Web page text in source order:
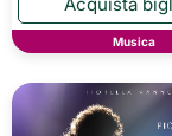
Musica